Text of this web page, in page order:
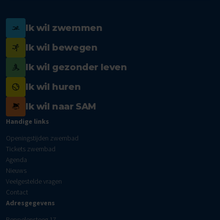
Ik wil zwemmen
Ik wil bewegen
Ik wil gezonder leven
Ik wil huren
Ik wil naar SAM
Handige links
Openingstijden zwembad
Tickets zwembad
Agenda
Nieuws
Veelgestelde vragen
Contact
Adresgegevens